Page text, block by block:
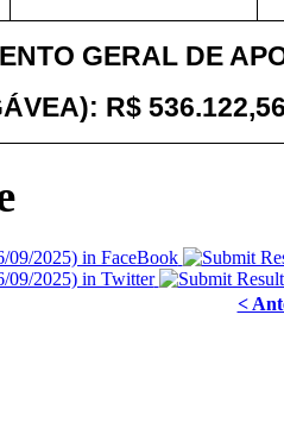
GERAL DE
R$
<